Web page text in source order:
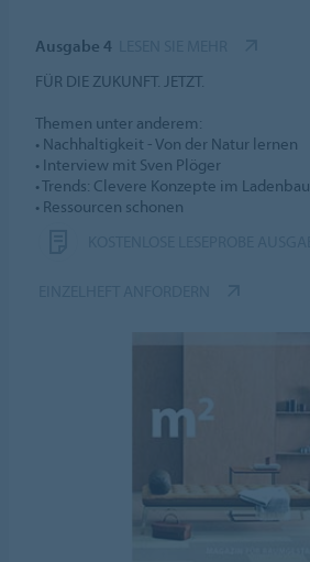
Ausgabe 4
FÜR DIE ZUKUNFT. JETZT.
Themen unter anderem:
• Nachhaltigkeit - Von der Natur lernen
• Interview mit Sven Plöger
• Trends: Clevere Konzepte im Ladenbau
• Ressourcen schonen